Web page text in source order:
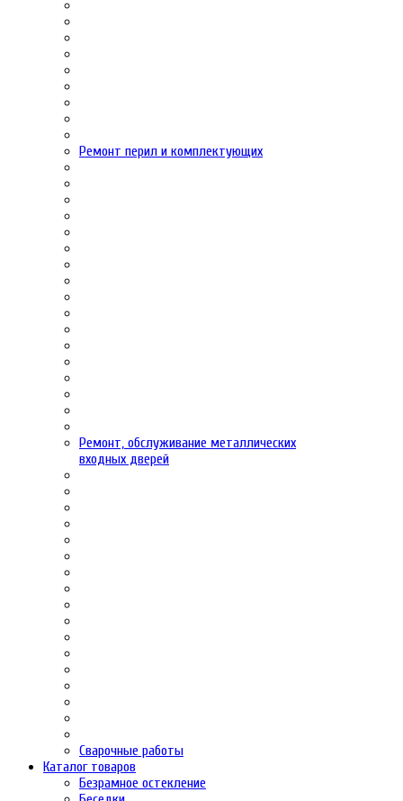
Ремонт перил и комплектующих
Ремонт, обслуживание металлических
входных дверей
Сварочные работы
Каталог товаров
Безрамное остекление